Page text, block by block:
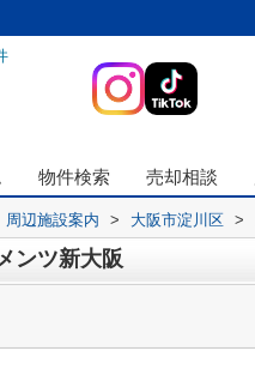
物件検索 売却相談
周辺施設案内 > 大阪市淀川区 >
ンツ新大阪